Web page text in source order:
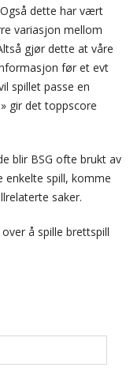
dette har vært
variasjon mellom
gjør dette at våre
før et evt
spillet passe en
gir det toppscore
blir BSG ofte brukt av
enkelte spill, komme
saker.
å spille brettspill